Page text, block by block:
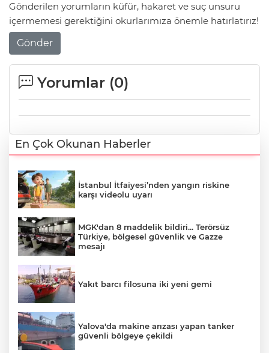
Gönderilen yorumların küfür, hakaret ve suç unsuru
içermemesi gerektiğini okurlarımıza önemle hatırlatırız!
Gönder
Yorumlar (0)
En Çok Okunan Haberler
İstanbul İtfaiyesi’nden yangın riskine
karşı videolu uyarı
MGK'dan 8 maddelik bildiri... Terörsüz
Türkiye, bölgesel güvenlik ve Gazze
mesajı
Yakıt barcı filosuna iki yeni gemi
Yalova'da makine arızası yapan tanker
güvenli bölgeye çekildi